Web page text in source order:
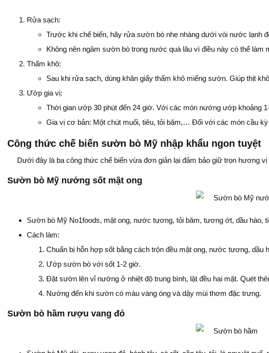
Rửa sạch:
Trước khi chế biến, hãy rửa sườn bò nhẹ nhàng dưới vòi nước lạnh
Không nên ngâm sườn bò trong nước quá lâu vì điều này có thể
Thấm khô:
Sau khi rửa sạch, dùng khăn giấy thấm khô miếng sườn. Giúp thịt
Ướp gia vị:
Thời gian ướp 30 phút đến 24 giờ. Với các món nướng ướp khoảng
Gia vị cơ bản: Một chút muối, tiêu, tỏi băm,… Đối với các món cầu
Công thức chế biến sườn bò Mỹ nhập khẩu ngon tuyệt
Dưới đây là ba công thức chế biến vừa đơn giản lại đảm bảo giữ trọn hương
Sườn bò Mỹ nướng sốt mật ong
Sườn bò Mỹ No1foods, mật ong, nước tương, tỏi băm, tương ớt, dầu hào,
Cách làm:
Chuẩn bị hỗn hợp sốt bằng cách trộn đều mật ong, nước tương, dầu
Ướp sườn bò với sốt 1-2 giờ.
Đặt sườn lên vỉ nướng ở nhiệt độ trung bình, lật đều hai mặt. Quét
Nướng đến khi sườn có màu vàng óng và dậy mùi thơm đặc trưng.
Sườn bò hầm rượu vang đỏ